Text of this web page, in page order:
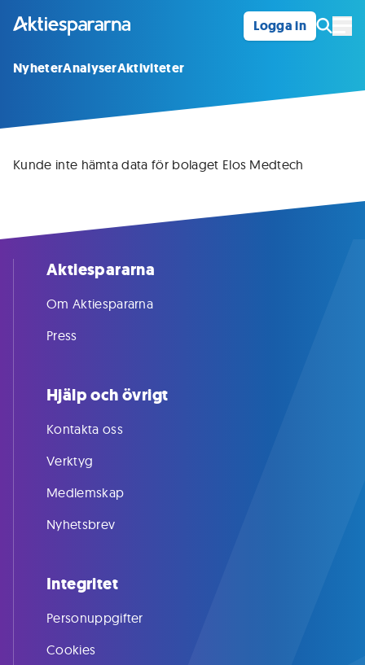
Logga in
NyheterAnalyserAktiviteter
Kunde inte hämta data för bolaget Elos Medtech
Aktiespararna
Om Aktiespararna
Press
Hjälp och övrigt
Kontakta oss
Verktyg
Medlemskap
Nyhetsbrev
Integritet
Personuppgifter
Cookies